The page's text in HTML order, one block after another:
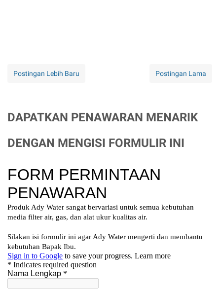
Postingan Lebih Baru Postingan Lama
DAPATKAN PENAWARAN MENARIK
DENGAN MENGISI FORMULIR INI